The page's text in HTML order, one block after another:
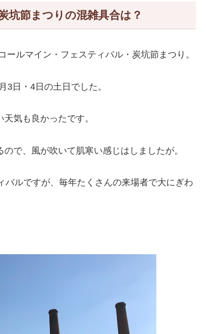
坑節まつりの混雑具合は？
ルマイン・フェスティバル・炭坑節まつり。
3日・4日の土日でした。
気も良かったです。
で、風が吹いて肌寒い感じはしましたが。
ルですが、毎年たくさんの来場者で大にぎわ